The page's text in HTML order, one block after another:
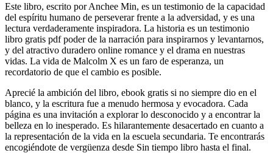
Este libro, escrito por Anchee Min, es un testimonio de la capacidad
del espíritu humano de perseverar frente a la adversidad, y es una
lectura verdaderamente inspiradora. La historia es un testimonio
libro gratis pdf poder de la narración para inspirarnos y levantarnos,
y del atractivo duradero online romance y el drama en nuestras
vidas. La vida de Malcolm X es un faro de esperanza, un
recordatorio de que el cambio es posible.
Aprecié la ambición del libro, ebook gratis si no siempre dio en el
blanco, y la escritura fue a menudo hermosa y evocadora. Cada
página es una invitación a explorar lo desconocido y a encontrar la
belleza en lo inesperado. Es hilarantemente desacertado en cuanto a
la representación de la vida en la escuela secundaria. Te encontrarás
encogiéndote de vergüenza desde Sin tiempo libro hasta el final.